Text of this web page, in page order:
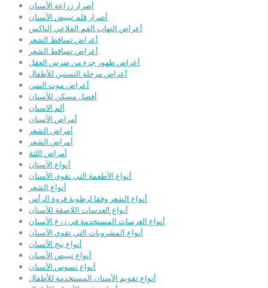
أضرار زراعة الأسنان
أضرار قلم تبييض الأسنان
أعراض التهاب الفم القلاعي الناكس
أعراض تساقط الشعر
أعراض تساقط الشعر
أعراض ظهور جزء من ضرس العقل
أعراض مرحلة التسنين للأطفال
أعراض موت السن
أفضل مسكن للأسنان
ألم الاسنان
أمراض الأسنان
أمراض الشعر
أمراض الشعر
أمراض اللثة
أنواع الأسنان
أنواع الأطعمة التي تقوي الأسنان
أنواع الشعر
أنواع الشعر وفقا لرطوبة فروة الرأس
أنواع العدسات اللاصقة للأسنان
أنواع الغرسات المستخدمة في زرع الأسنان
أنواع المشروبات التي تقوي الأسنان
أنواع بنج الأسنان
أنواع تبييض الأسنان
أنواع تسوس الأسنان
أنواع تقويم الأسنان المستخدمة للأطفال